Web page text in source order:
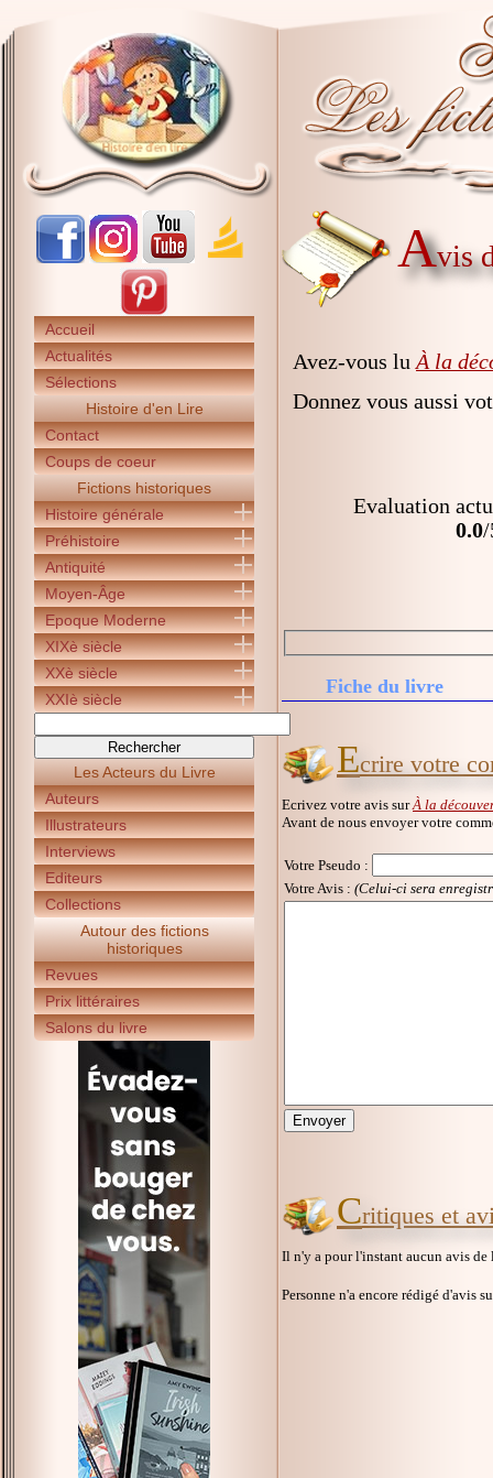
Accueil
Actualités
Sélections
Histoire d'en Lire
Contact
Coups de coeur
Fictions historiques
Histoire générale
Préhistoire
Antiquité
Moyen-Âge
Epoque Moderne
XIXè siècle
XXè siècle
XXIè siècle
Les Acteurs du Livre
Auteurs
Illustrateurs
Interviews
Editeurs
Collections
Autour des fictions
historiques
Revues
Prix littéraires
Salons du livre
Avis
Avez-vous luÀ la
Donnez vous aussi
Evaluation
0.0/
Fiche du livre
Ecrire votre
Ecrivez votre avis surÀ la
Avant de nous envoyer votre
Votre Pseudo :
Votre Avis : (Celui-ci sera
Critiques et
Il n'y a pour l'instant aucun avis
Personne n'a encore rédigé d'avis